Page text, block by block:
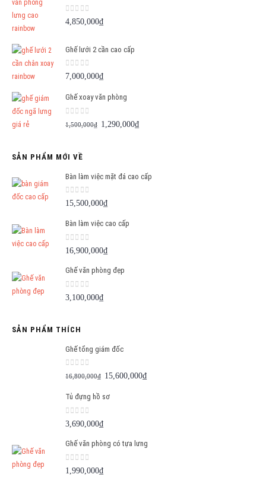
0 out of 5
4,850,000₫
Ghế lưới 2 cần cao cấp
0 out of 5
7,000,000₫
Ghế xoay văn phòng
0 out of 5
1,500,000₫ Giá
1,290,000₫Giá
1,290,000₫.
SẢN PHẨM MỚI VỀ
Bàn làm việc mặt đá cao cấp
0 out of 5
15,500,000₫
Bàn làm việc cao cấp
0out of 5
16,900,000₫
Ghế văn phòng đẹp
0 out of 5
3,100,000₫
SẢN PHẨM THÍCH
Ghế tổng giám đốc
0out of 5
16,800,000₫ Giá
là:
15,600,000₫Giá
Tủ đựng hồ sơ
0 out of 5
3,690,000₫
Ghế văn phòng có tựa lưng
0 out of 5
1,990,000₫